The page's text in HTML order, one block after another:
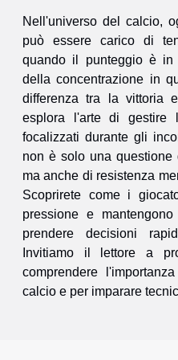
Nell'universo del calcio,
può essere carico di
quando il punteggio è in
della concentrazione in
differenza tra la vittoria
esplora l'arte di gestire
focalizzati durante gli
non è solo una
ma anche di resistenza
Scoprirete come i
pressione e
prendere decisioni
Invitiamo il lettore a
comprendere
calcio e per imparare